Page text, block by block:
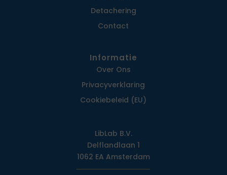
Detachering
Contact
Informatie
Over Ons
Privacy­verklaring
Cookiebeleid (EU)
LibLab B.V.
Delflandlaan 1
1062 EA Amsterdam